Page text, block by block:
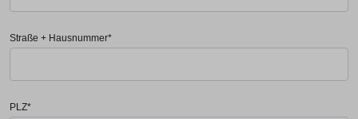
Straße + Hausnummer*
PLZ*